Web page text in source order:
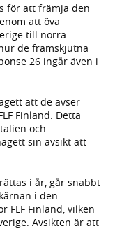
för att främja den
att öva
till norra
de framskjutna
26 ingår även i
att de avser
Finland. Detta
och
sin avsikt att
i år, går snabbt
i den
FLF Finland, vilken
Avsikten är att